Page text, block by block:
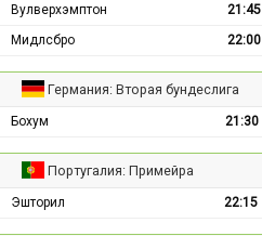
Вулверхэмптон
21:45
Мидлсбро
22:00
Германия: Вторая бундеслига
Бохум 21:30
Португалия: Примейра
Эшторил 22:15